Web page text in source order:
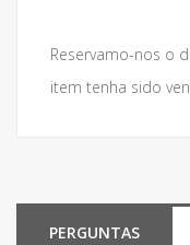
Reservamo-nos o
item tenha sido
PERGUNTAS